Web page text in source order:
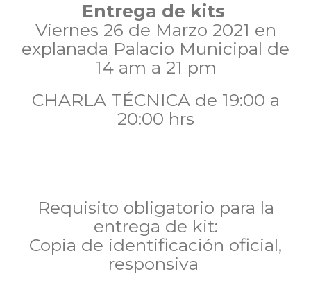
Entrega de kits
Viernes 26 de Marzo 2021 en
explanada Palacio Municipal de
14 am a 21 pm
CHARLA TÉCNICA de 19:00 a
20:00 hrs
Requisito obligatorio para la
entrega de kit:
Copia de identificación oficial,
responsiva